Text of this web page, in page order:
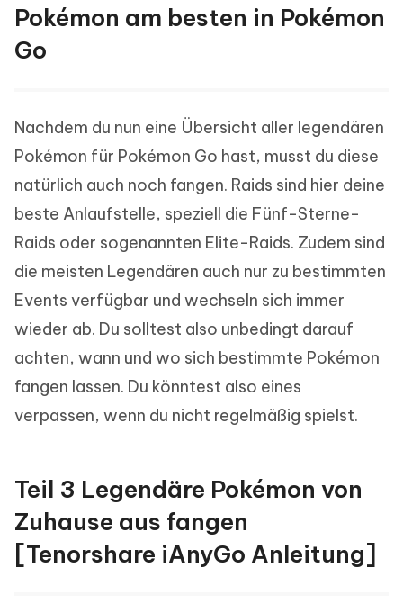
Pokémon am besten in Pokémon
Go
Nachdem du nun eine Übersicht aller legendären
Pokémon für Pokémon Go hast, musst du diese
natürlich auch noch fangen. Raids sind hier deine
beste Anlaufstelle, speziell die Fünf-Sterne-
Raids oder sogenannten Elite-Raids. Zudem sind
die meisten Legendären auch nur zu bestimmten
Events verfügbar und wechseln sich immer
wieder ab. Du solltest also unbedingt darauf
achten, wann und wo sich bestimmte Pokémon
fangen lassen. Du könntest also eines
verpassen, wenn du nicht regelmäßig spielst.
Teil 3 Legendäre Pokémon von
Zuhause aus fangen
[Tenorshare iAnyGo Anleitung]